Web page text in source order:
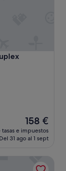
El
precio
actual
158 €
158 €
tasas e impuestos
Del 31 ago al 1 sept
Wifi & pool